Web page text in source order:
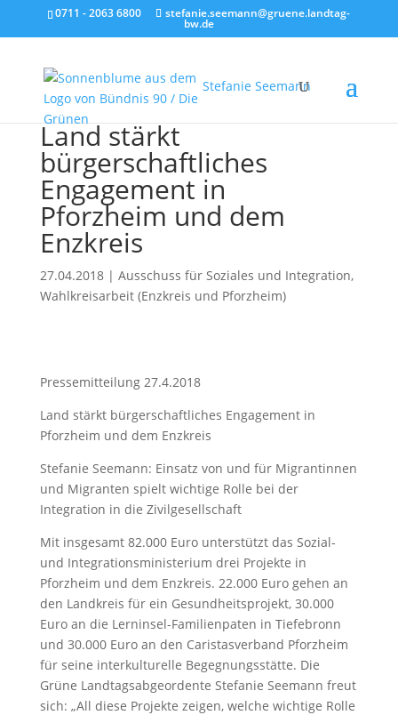
0711 - 2063 6800 stefanie.seemann@gruene.landtag-
bw.de
Stefanie Seemann
Land stärkt
bürgerschaftliches
Engagement in
Pforzheim und dem
Enzkreis
27.04.2018| Ausschuss für Soziales und Integration,
Wahlkreisarbeit (Enzkreis und Pforzheim)
Pressemitteilung 27.4.2018
Land stärkt bürgerschaftliches Engagement in
Pforzheim und dem Enzkreis
Stefanie Seemann: Einsatz von und für Migrantinnen
und Migranten spielt wichtige Rolle bei der
Integration in die Zivilgesellschaft
Mit insgesamt 82.000 Euro unterstützt das Sozial-
und Integrationsministerium drei Projekte in
Pforzheim und dem Enzkreis. 22.000 Euro gehen an
den Landkreis für ein Gesundheitsprojekt, 30.000
Euro an die Lerninsel-Familienpaten in Tiefebronn
und 30.000 Euro an den Caristasverband Pforzheim
für seine interkulturelle Begegnungsstätte. Die
Grüne Landtagsabgeordente Stefanie Seemann freut
sich: „All diese Projekte zeigen, welche wichtige Rolle